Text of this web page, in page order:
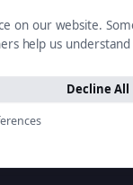
on our website.
help us
Decline All